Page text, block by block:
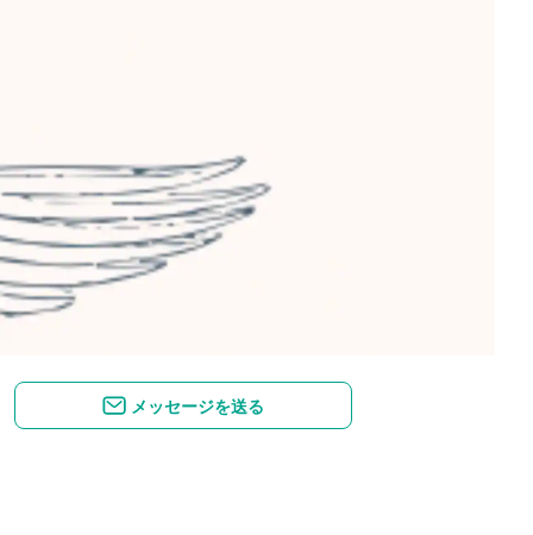
メッセージを送る